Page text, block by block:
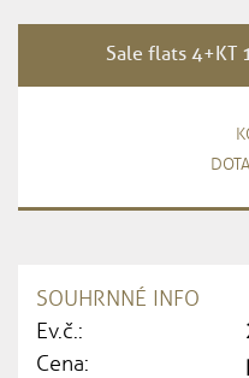
Sale flats 4+KT
SOUHRNNÉ INFO
Ev.č.:
Cena: